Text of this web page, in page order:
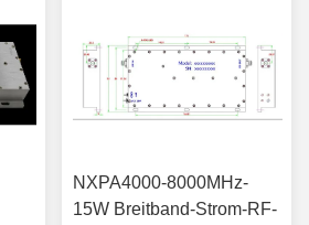
NXPA4000-8000MHz-
15W Breitband-Strom-RF-